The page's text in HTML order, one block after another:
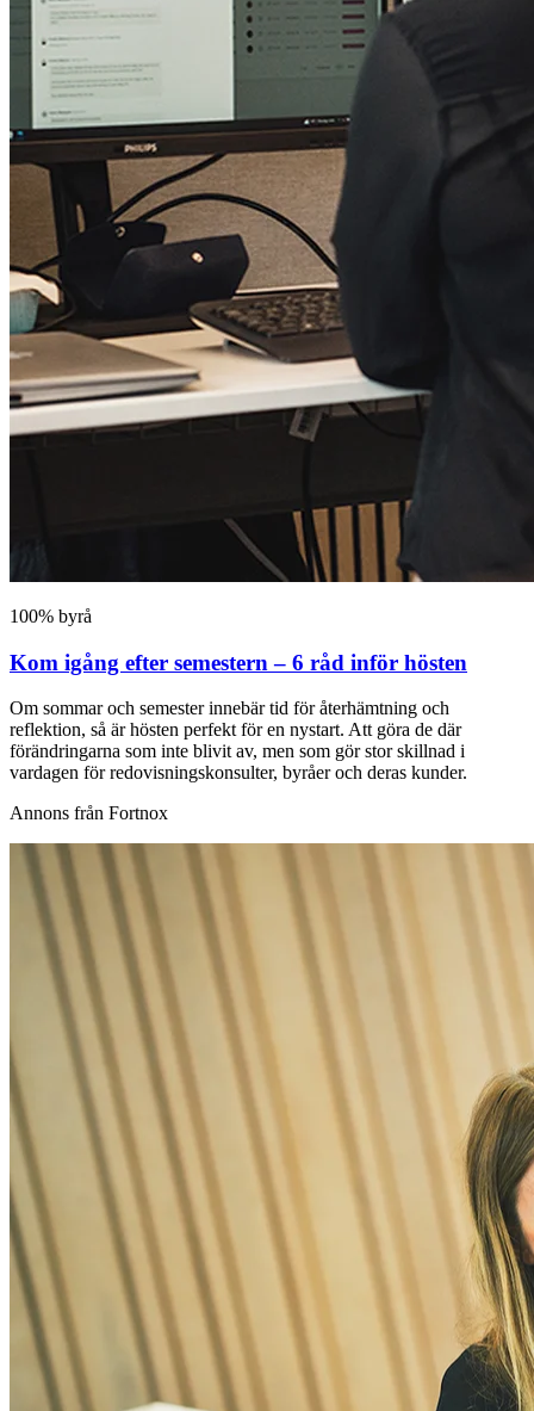
100% byrå
Kom igång efter semestern – 6 råd inför hösten
Om sommar och semester innebär tid för återhämtning och
reflektion, så är hösten perfekt för en nystart. Att göra de där
förändringarna som inte blivit av, men som gör stor skillnad i
vardagen för redovisningskonsulter, byråer och deras kunder.
Annons från Fortnox